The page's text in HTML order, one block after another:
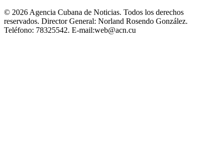
© 2026 Agencia Cubana de Noticias. Todos los derechos
reservados. Director General: Norland Rosendo González.
Teléfono: 78325542. E-mail:web@acn.cu